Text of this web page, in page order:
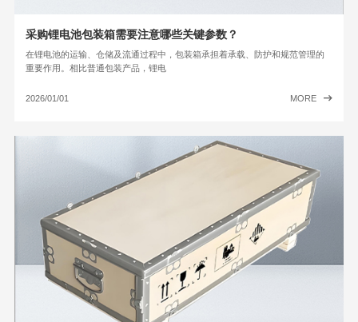
采购锂电池包装箱需要注意哪些关键参数？
在锂电池的运输、仓储及流通过程中，包装箱承担着承载、防护和规范管理的
重要作用。相比普通包装产品，锂电
2026/01/01 MORE